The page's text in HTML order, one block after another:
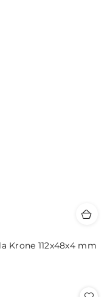
Krone 112x48x4 mm